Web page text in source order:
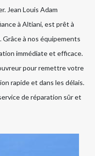
Jean Louis Adam
à Altiani, est prêt à
à nos équipements
immédiate et efficace.
pour remettre votre
rapide et dans les délais.
de réparation sûr et